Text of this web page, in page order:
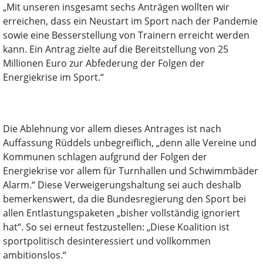
„Mit unseren insgesamt sechs Anträgen wollten wir
erreichen, dass ein Neustart im Sport nach der Pandemie
sowie eine Besserstellung von Trainern erreicht werden
kann. Ein Antrag zielte auf die Bereitstellung von 25
Millionen Euro zur Abfederung der Folgen der
Energiekrise im Sport.“
Die Ablehnung vor allem dieses Antrages ist nach
Auffassung Rüddels unbegreiflich, „denn alle Vereine und
Kommunen schlagen aufgrund der Folgen der
Energiekrise vor allem für Turnhallen und Schwimmbäder
Alarm.“ Diese Verweigerungshaltung sei auch deshalb
bemerkenswert, da die Bundesregierung den Sport bei
allen Entlastungspaketen „bisher vollständig ignoriert
hat“. So sei erneut festzustellen: „Diese Koalition ist
sportpolitisch desinteressiert und vollkommen
ambitionslos.“